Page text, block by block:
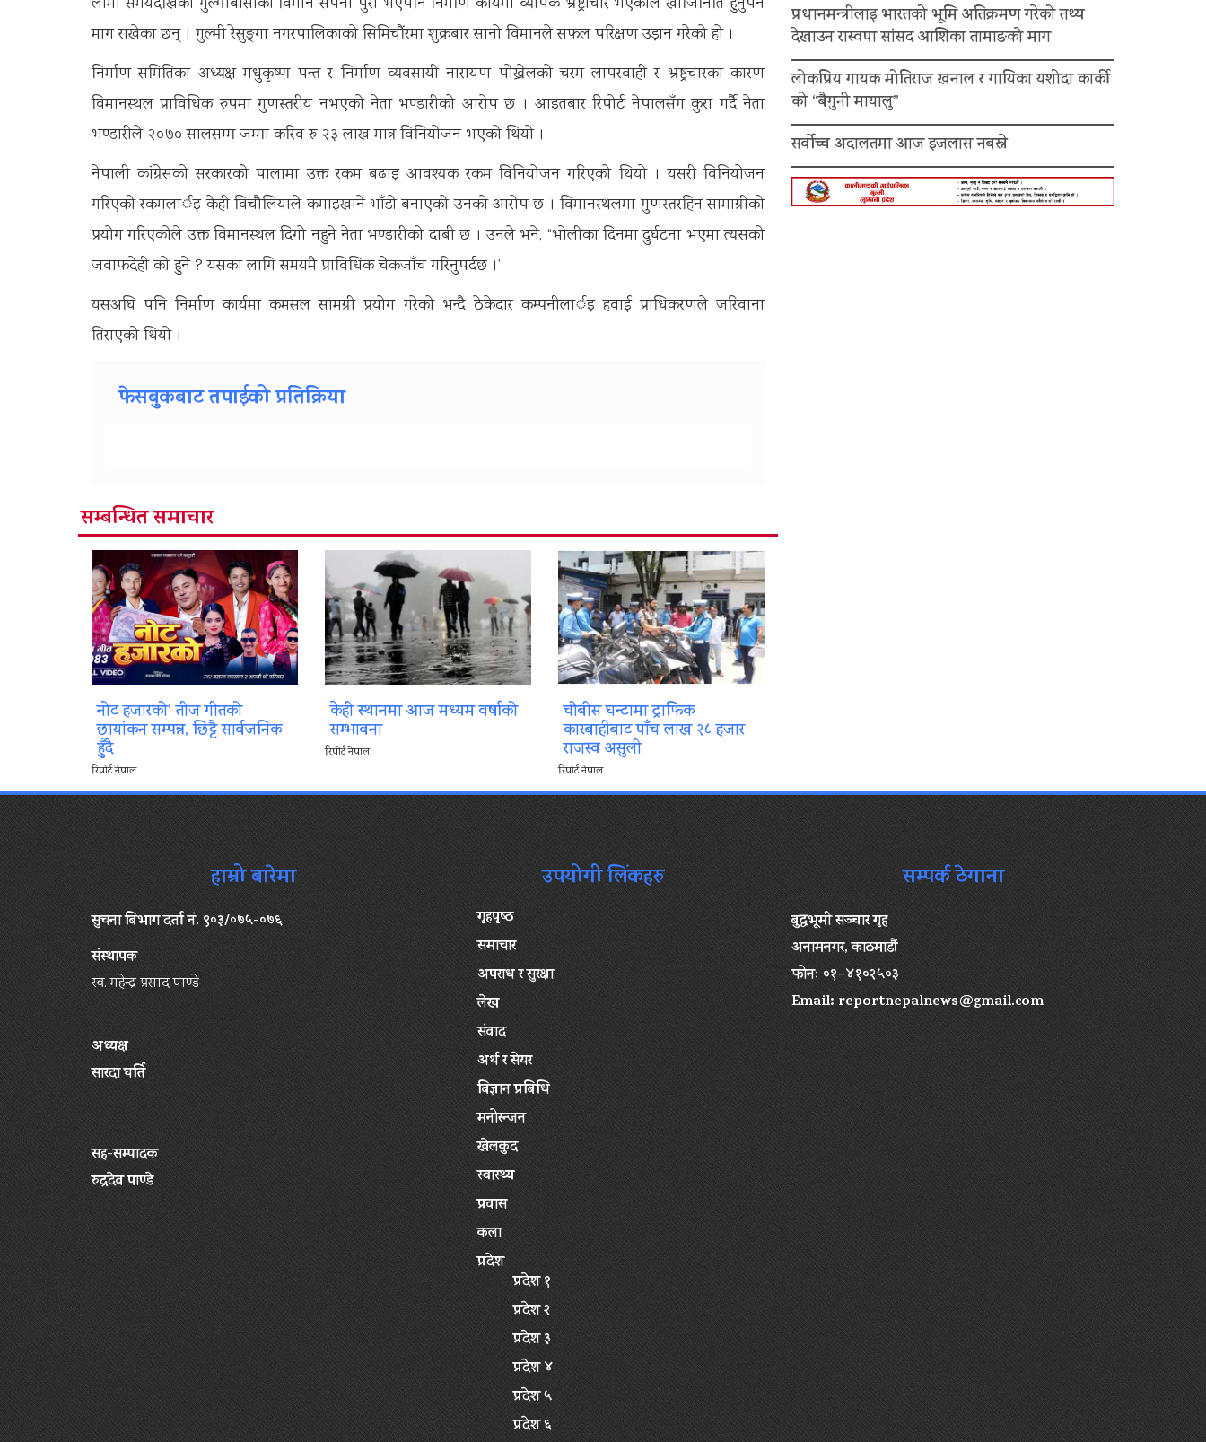
माग राखेका छन् । गुल्मी रेसुङ्‍गा नगरपालिकाको सिमिचौंरमा शुक्रबार सानो विमानले सफल परिक्षण उड़ान गरेको हो ।
निर्माण समितिका अध्यक्ष मधुकृष्ण पन्त र निर्माण व्यवसायी नारायण पोख्रेलको चरम लापरवाही र भ्रष्ट्रचारका कारण
विमानस्थल प्राविधिक रुपमा गुणस्तरीय नभएको नेता भण्डारीको आरोप छ । आइतबार रिपोर्ट नेपालसँग कुरा गर्दै नेता
भण्डारीले २०७० सालसम्म जम्मा करिव रु २३ लाख मात्र विनियोजन भएको थियो ।
नेपाली कांग्रेसको सरकारको पालामा उक्त रकम बढाइ आवश्यक रकम विनियोजन गरिएको थियो । यसरी विनियोजन
गरिएको रकमलार्इ केही विचौलियाले कमाइखाने भाँडो बनाएको उनको आरोप छ । विमानस्थलमा गुणस्तरहिन सामाग्रीको
प्रयोग गरिएकोले उक्त विमानस्थल दिगो नहुने नेता भण्डारीको दाबी छ । उनले भने, “भोलीका दिनमा दुर्घटना भएमा त्यसको
जवाफदेही को हुने ? यसका लागि समयमै प्राविधिक चेकजाँच गरिनुपर्दछ ।’
यसअघि पनि निर्माण कार्यमा कमसल सामग्री प्रयोग गरेको भन्दै ठेकेदार कम्पनीलार्इ हवाई प्राधिकरणले जरिवाना
तिराएको थियो ।
फेसबुकबाट तपाईको प्रतिक्रिया
सम्बन्धित समाचार
नोट हजारको’ तीज गीतको
छायांकन सम्पन्न, छिट्टै सार्वजनिक
हुँदै
रिपोर्ट नेपाल
केही स्थानमा आज मध्यम वर्षाको
सम्भावना
रिपोर्ट नेपाल
चौबीस घन्टामा ट्राफिक
कारबाहीबाट पाँच लाख २८ हजार
राजस्व असुली
रिपोर्ट नेपाल
प्रधानमन्त्रीलाइ भारतको भूमि अतिक्रमण गरेको तथ्य
देखाउन रास्वपा सांसद आशिका तामाङको माग
लोकप्रिय गायक मोतिराज खनाल र गायिका यशोदा कार्की
को “बैगुनी मायालु”
सर्वोच्च अदालतमा आज इजलास नबस्ने
हाम्रो बारेमा
सुचना बिभाग दर्ता नं. ९०३/०७५-०७६
संस्थापक
स्व. महेन्द्र प्रसाद पाण्डे
अध्यक्ष
सारदा घर्ति
सह-सम्पादक
रुद्रदेव पाण्डे
उपयोगी लिंकहरु
गृहपृष्‍ठ
समाचार
अपराध र सुरक्षा
लेख
संवाद
अर्थ र सेयर
बिज्ञान प्रबिधि
मनोरन्जन
खेलकुद
स्वास्थ्य
प्रवास
कला
प्रदेश
प्रदेश १
प्रदेश २
प्रदेश ३
प्रदेश ४
प्रदेश ५
प्रदेश ६
सम्पर्क ठेगाना
बुद्धभूमी सञ्चार गृह
अनामनगर, काठमाडौं
फोनः ०१–४१०२५०३
Email:reportnepalnews@gmail.com